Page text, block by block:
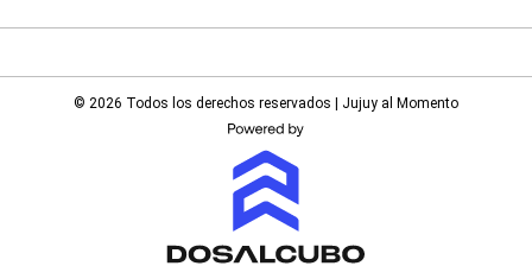
© 2026 Todos los derechos reservados | Jujuy al Momento